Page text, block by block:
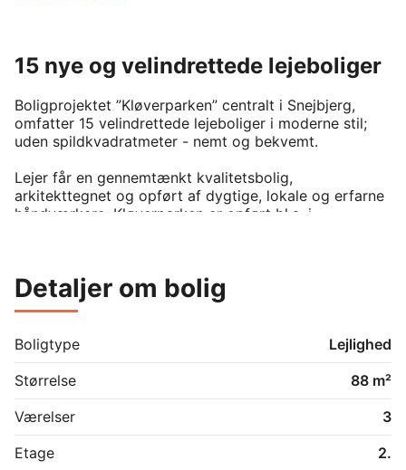
15 nye og velindrettede lejeboliger
Boligprojektet ”Kløverparken” centralt i Snejbjerg,
omfatter 15 velindrettede lejeboliger i moderne stil;
uden spildkvadratmeter - nemt og bekvemt.
Lejer får en gennemtænkt kvalitetsbolig,
arkitekttegnet og opført af dygtige, lokale og erfarne
håndværkere. Kløverparken er opført bl.a. i
Boligerne ligger midt i Snejbjerg og som nabo til bl.a.
REMA1000 – altså tæt på dagligdagens
Bybus: 90 meter
Indkøb: 40 meter
altaner, der er delvis overdækkede.
Detaljer om bolig
Boligtype
Lejlighed
Størrelse
88 m²
Værelser
3
Etage
2.